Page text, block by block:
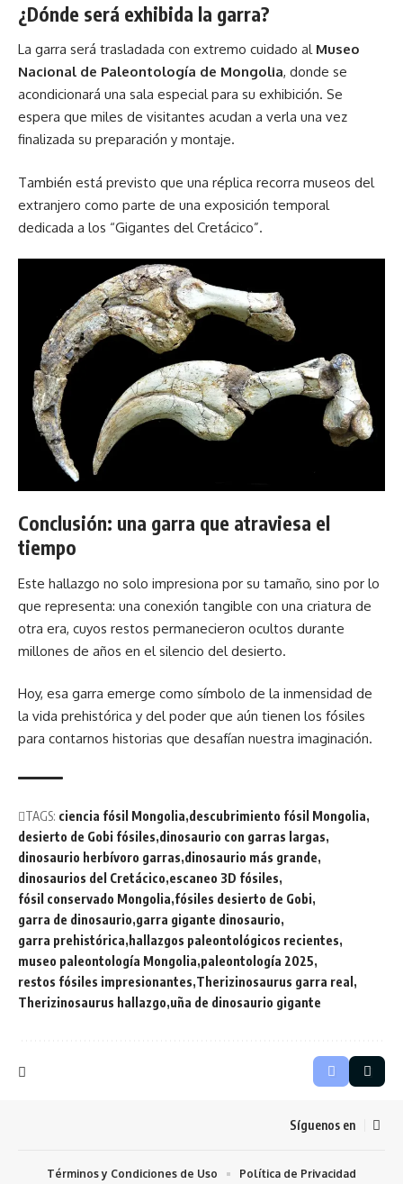
¿Dónde será exhibida la garra?
La garra será trasladada con extremo cuidado al Museo
Nacional de Paleontología de Mongolia, donde se
acondicionará una sala especial para su exhibición. Se
espera que miles de visitantes acudan a verla una vez
finalizada su preparación y montaje.
También está previsto que una réplica recorra museos del
extranjero como parte de una exposición temporal
dedicada a los “Gigantes del Cretácico”.
Conclusión: una garra que atraviesa el
tiempo
Este hallazgo no solo impresiona por su tamaño, sino por lo
que representa: una conexión tangible con una criatura de
otra era, cuyos restos permanecieron ocultos durante
millones de años en el silencio del desierto.
Hoy, esa garra emerge como símbolo de la inmensidad de
la vida prehistórica y del poder que aún tienen los fósiles
para contarnos historias que desafían nuestra imaginación.
TAGS: ciencia fósil Mongolia descubrimiento fósil Mongolia
desierto de Gobi fósiles dinosaurio con garras largas
dinosaurio herbívoro garras dinosaurio más grande
dinosaurios del Cretácico escaneo 3D fósiles
fósil conservado Mongolia fósiles desierto de Gobi
garra de dinosaurio garra gigante dinosaurio
garra prehistórica hallazgos paleontológicos recientes
museo paleontología Mongolia paleontología 2025
restos fósiles impresionantes Therizinosaurus garra real
Therizinosaurus hallazgo uña de dinosaurio gigante
Síguenos en
Términos y Condiciones de Uso Política de Privacidad